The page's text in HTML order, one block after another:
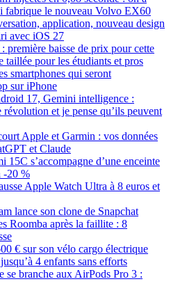
fabrique le nouveau Volvo EX60
application, nouveau design
avec iOS 27
première baisse de prix pour cette
taillée pour les étudiants et pros
smartphones qui seront
sur iPhone
17, Gemini intelligence :
et je pense qu’ils peuvent
Apple et Garmin : vos données
et Claude
15C s’accompagne d’une enceinte
-20 %
Apple Watch Ultra à 8 euros et
lance son clone de Snapchat
Roomba après la faillite : 8
€ sur son vélo cargo électrique
4 enfants sans efforts
se branche aux AirPods Pro 3 :